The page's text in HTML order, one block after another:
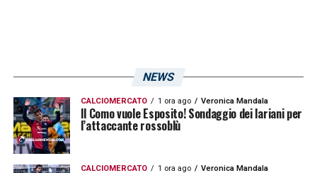
NEWS
CALCIOMERCATO 1 ora ago Veronica Mandala
Il Como vuole Esposito! Sondaggio dei lariani per
l’attaccante rossoblù
CALCIOMERCATO 1 ora ago Veronica Mandala